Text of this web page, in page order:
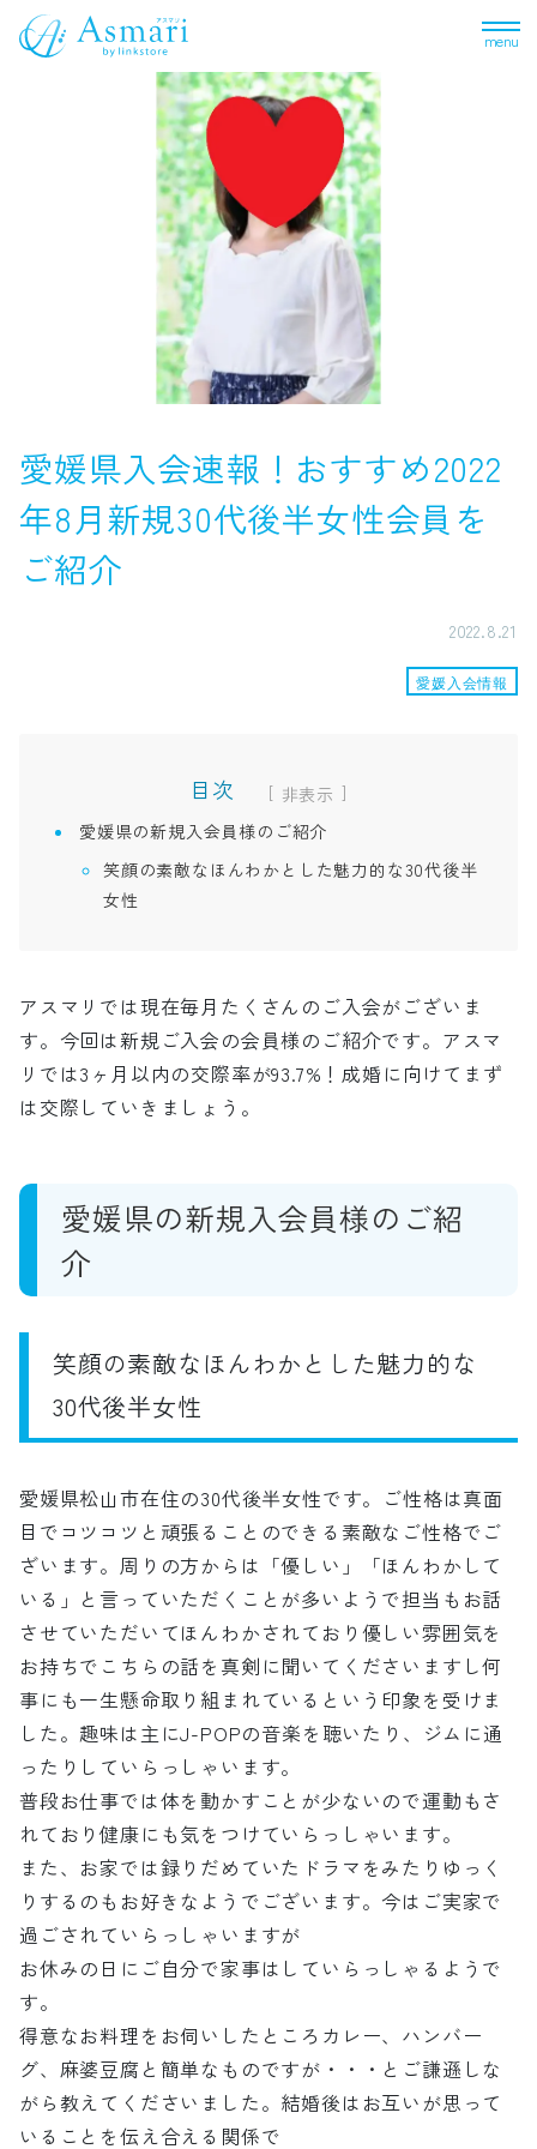
menu
愛媛県入会速報！おすすめ2022
年8月新規30代後半女性会員を
ご紹介
2022.8.21
愛媛入会情報
目次 [
]
愛媛県の新規入会員様のご紹介
笑顔の素敵なほんわかとした魅力的な30代後半
女性
アスマリでは現在毎月たくさんのご入会がございま
す。今回は新規ご入会の会員様のご紹介です。アスマ
リでは3ヶ月以内の交際率が93.7%！成婚に向けてまず
は交際していきましょう。
愛媛県の新規入会員様のご紹
介
笑顔の素敵なほんわかとした魅力的な
30代後半女性
愛媛県松山市在住の30代後半女性です。ご性格は真面
目でコツコツと頑張ることのできる素敵なご性格でご
ざいます。周りの方からは「優しい」「ほんわかして
いる」と言っていただくことが多いようで担当もお話
させていただいてほんわかされており優しい雰囲気を
お持ちでこちらの話を真剣に聞いてくださいますし何
事にも一生懸命取り組まれているという印象を受けま
した。趣味は主にJ-POPの音楽を聴いたり、ジムに通
ったりしていらっしゃいます。
普段お仕事では体を動かすことが少ないので運動もさ
れており健康にも気をつけていらっしゃいます。
また、お家では録りだめていたドラマをみたりゆっく
りするのもお好きなようでございます。今はご実家で
過ごされていらっしゃいますが
お休みの日にご自分で家事はしていらっしゃるようで
す。
得意なお料理をお伺いしたところカレー、ハンバー
グ、麻婆豆腐と簡単なものですが・・・とご謙遜しな
がら教えてくださいました。結婚後はお互いが思って
いることを伝え合える関係で